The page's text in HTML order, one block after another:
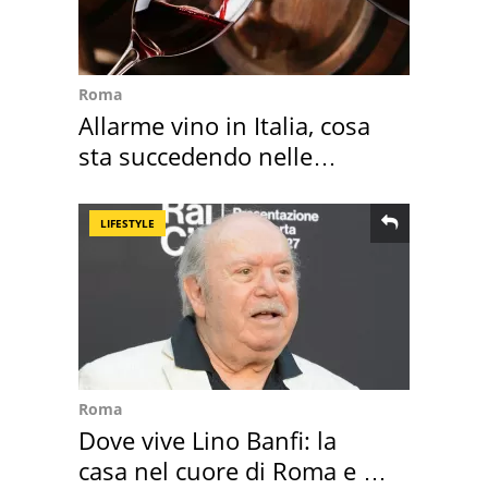
Roma
Allarme vino in Italia, cosa
sta succedendo nelle
LIFESTYLE
Roma
Dove vive Lino Banfi: la
casa nel cuore di Roma e i